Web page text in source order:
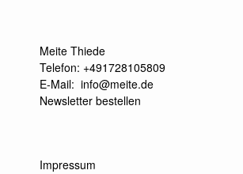
Meite Thiede
Telefon: +491728105809
E-Mail: info@meite.de
Newsletter bestellen
Impressum